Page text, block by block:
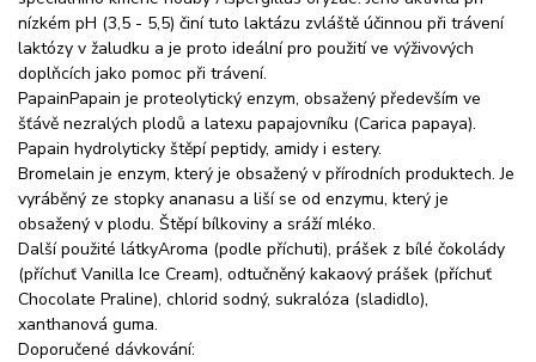
nízkém pH (3,5 - 5,5) činí tuto laktázu zvláště účinnou při trávení
laktózy v žaludku a je proto ideální pro použití ve výživových
doplňcích jako pomoc při trávení.
PapainPapain je proteolytický enzym, obsažený především ve
šťávě nezralých plodů a latexu papajovníku (Carica papaya).
Papain hydrolyticky štěpí peptidy, amidy i estery.
Bromelain je enzym, který je obsažený v přírodních produktech. Je
vyráběný ze stopky ananasu a liší se od enzymu, který je
obsažený v plodu. Štěpí bílkoviny a sráží mléko.
Další použité látkyAroma (podle příchuti), prášek z bílé čokolády
(příchuť Vanilla Ice Cream), odtučněný kakaový prášek (příchuť
Chocolate Praline), chlorid sodný, sukralóza (sladidlo),
xanthanová guma.
Doporučené dávkování: